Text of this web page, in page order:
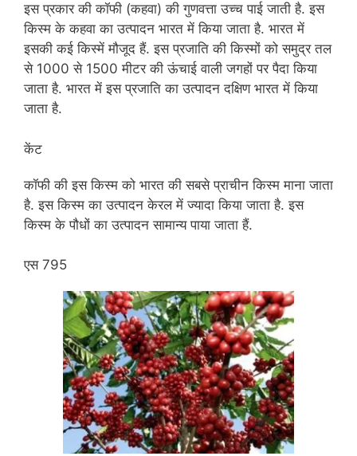
इस प्रकार की कॉफी (कहवा) की गुणवत्ता उच्च पाई जाती है. इस
किस्म के कहवा का उत्पादन भारत में किया जाता है. भारत में
इसकी कई किस्में मौजूद हैं. इस प्रजाति की किस्मों को समुद्र तल
से 1000 से 1500 मीटर की ऊंचाई वाली जगहों पर पैदा किया
जाता है. भारत में इस प्रजाति का उत्पादन दक्षिण भारत में किया
जाता है.
केंट
कॉफी की इस किस्म को भारत की सबसे प्राचीन किस्म माना जाता
है. इस किस्म का उत्पादन केरल में ज्यादा किया जाता है. इस
किस्म के पौधों का उत्पादन सामान्य पाया जाता हैं.
एस 795